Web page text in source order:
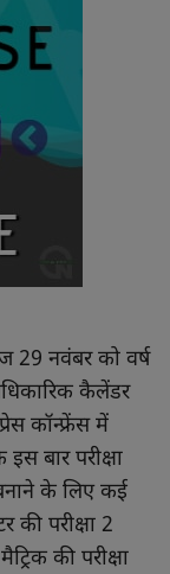
29 नवंबर को वर्ष
कैलेंडर
कॉन्फ्रेंस में
बार परीक्षा
के लिए कई
की परीक्षा 2
की परीक्षा